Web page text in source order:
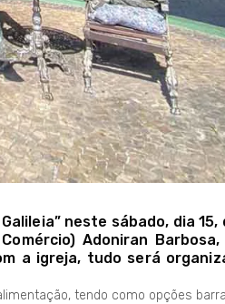
neste sábado, dia 15,
Adoniran Barbosa,
a igreja, tudo será
tendo como opções